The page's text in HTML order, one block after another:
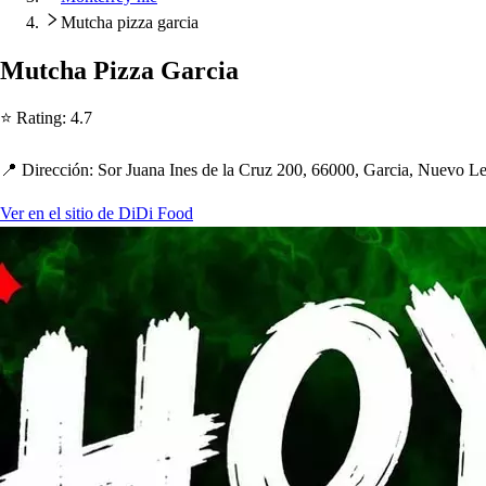
Mutcha pizza garcia
Mutcha Pizza Garcia
⭐ Rating: 4.7
📍 Dirección: Sor Juana Ines de la Cruz 200, 66000, Garcia, Nuevo
Ver en el sitio de DiDi Food